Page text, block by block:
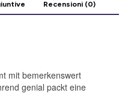
Recensioni (0)
mit bemerkenswert
genial packt eine